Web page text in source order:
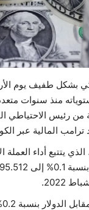
بشكل طفيف يوم
منذ سنوات
من رئيس الاحتياطي
ترامب المالية عبر
الذي يتتبع أداء
2022.